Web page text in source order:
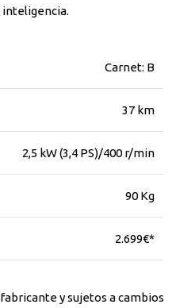
inteligencia.
Carnet: B
37 km
2,5 kW (3,4 PS)/400 r/min
90 Kg
2.699€*
y sujetos a cambios